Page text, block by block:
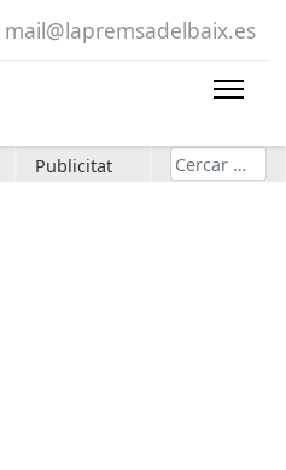
mail@lapremsadelbaix.es
Publicitat Cerca